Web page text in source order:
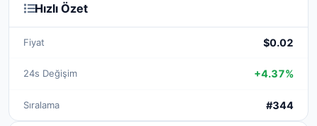
Hızlı Özet
Fiyat $0.02
24s Değişim +4.37%
Sıralama #344